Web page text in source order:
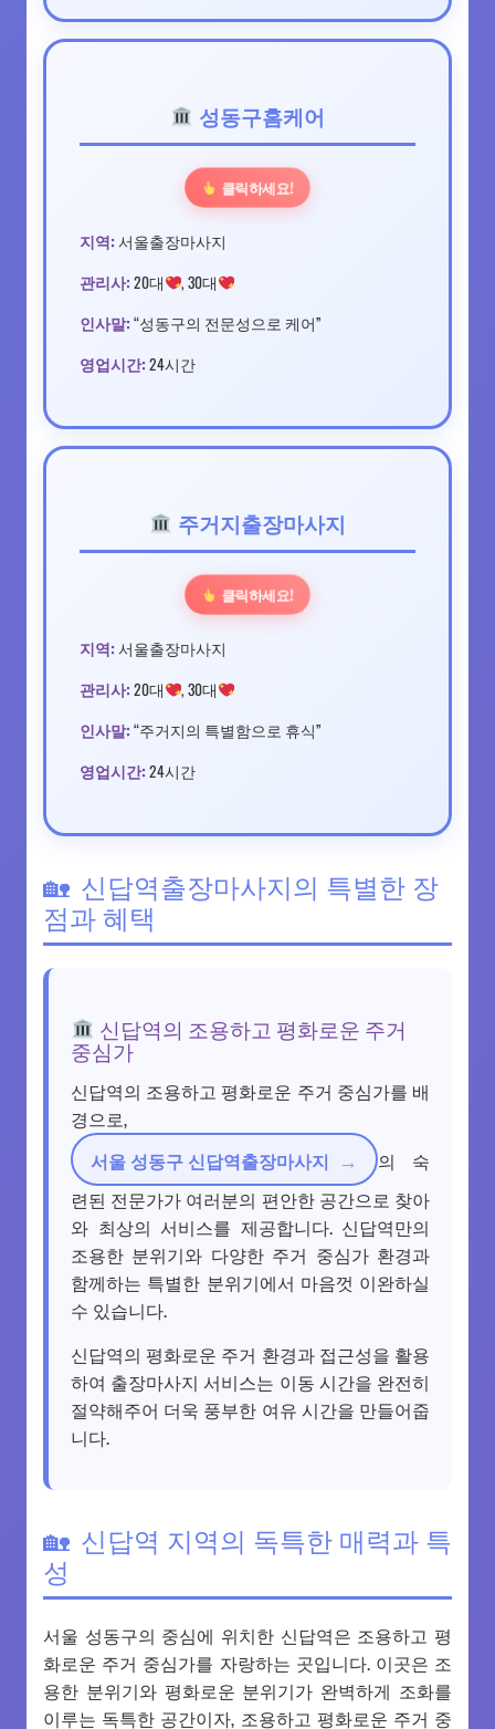
성동구홈케어
클릭하세요!
지역: 서울출장마사지
관리사: 20대 , 30대
인사말: “성동구의 전문성으로 케어”
영업시간: 24시간
주거지출장마사지
클릭하세요!
지역: 서울출장마사지
관리사: 20대 , 30대
인사말: “주거지의 특별함으로 휴식”
영업시간: 24시간
신답역출장마사지의 특별한 장
점과 혜택
신답역의 조용하고 평화로운 주거
중심가
신답역의 조용하고 평화로운 주거 중심가를 배
경으로,
서울 성동구 신답역출장마사지
의 숙
련된 전문가가 여러분의 편안한 공간으로 찾아
와 최상의 서비스를 제공합니다. 신답역만의
조용한 분위기와 다양한 주거 중심가 환경과
함께하는 특별한 분위기에서 마음껏 이완하실
수 있습니다.
신답역의 평화로운 주거 환경과 접근성을 활용
하여 출장마사지 서비스는 이동 시간을 완전히
절약해주어 더욱 풍부한 여유 시간을 만들어줍
니다.
신답역 지역의 독특한 매력과 특
성
서울 성동구의 중심에 위치한 신답역은 조용하고 평
화로운 주거 중심가를 자랑하는 곳입니다. 이곳은 조
용한 분위기와 평화로운 분위기가 완벽하게 조화를
이루는 독특한 공간이자, 조용하고 평화로운 주거 중